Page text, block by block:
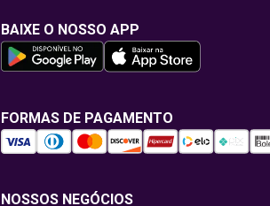
BAIXE O NOSSO APP
FORMAS DE PAGAMENTO
NOSSOS NEGÓCIOS